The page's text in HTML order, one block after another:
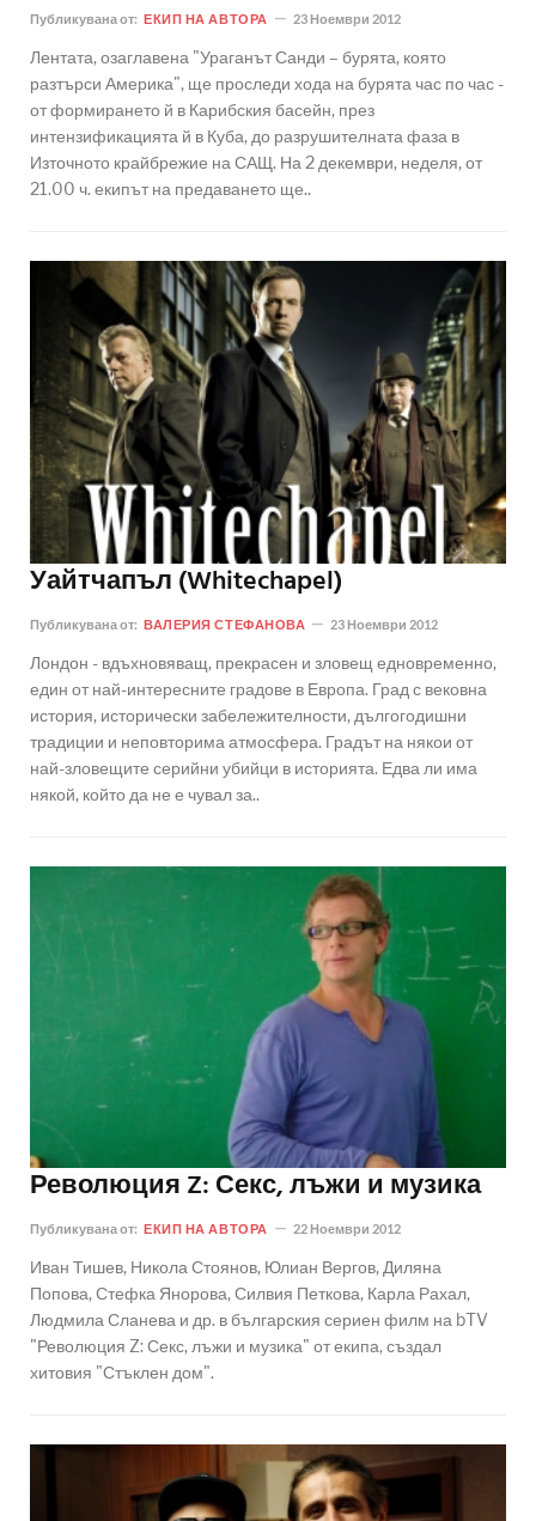
Публикувана от: ЕКИП НА АВТОРА 23 Ноември 2012
Лентата, озаглавена "Ураганът Санди – бурята, която
разтърси Америка", ще проследи хода на бурята час по час -
от формирането й в Карибския басейн, през
интензификацията й в Куба, до разрушителната фаза в
Източното крайбрежие на САЩ. На 2 декември, неделя, от
21.00 ч. екипът на предаването ще..
Уайтчапъл (Whitechapel)
Публикувана от: ВАЛЕРИЯ СТЕФАНОВА 23 Ноември 2012
Лондон - вдъхновяващ, прекрасен и зловещ едновременно,
един от най-интересните градове в Европа. Град с вековна
история, исторически забележителности, дългогодишни
традиции и неповторима атмосфера. Градът на някои от
най-зловещите серийни убийци в историята. Едва ли има
някой, който да не е чувал за..
Революция Z: Секс, лъжи и музика
Публикувана от: ЕКИП НА АВТОРА 22 Ноември 2012
Иван Тишев, Никола Стоянов, Юлиан Вергов, Диляна
Попова, Стефка Янорова, Силвия Петкова, Карла Рахал,
Людмила Сланева и др. в българския сериен филм на bTV
"Революция Z: Секс, лъжи и музика" от екипа, създал
хитовия "Стъклен дом".